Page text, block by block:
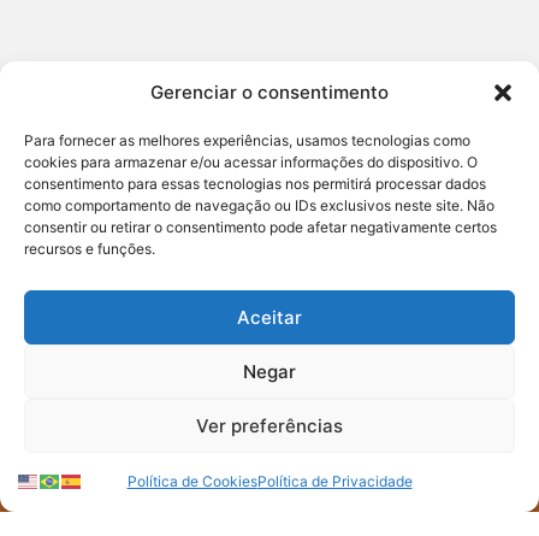
Gerenciar o consentimento
Para fornecer as melhores experiências, usamos tecnologias como
cookies para armazenar e/ou acessar informações do dispositivo. O
consentimento para essas tecnologias nos permitirá processar dados
como comportamento de navegação ou IDs exclusivos neste site. Não
consentir ou retirar o consentimento pode afetar negativamente certos
recursos e funções.
Aceitar
Negar
Ver preferências
Política de CookiesPolítica de Privacidade
FIQUE POR
DENTRO
DO PACTO
CONTRA A FOME